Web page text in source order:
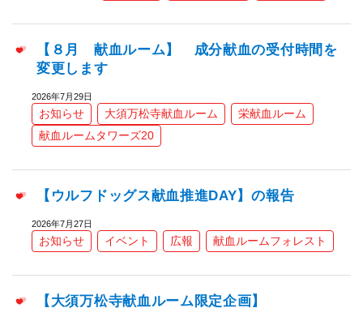
【８月 献血ルーム】 成分献血の受付時間を
変更します
2026年7月29日
お知らせ 大須万松寺献血ルーム
栄献血ルーム
献血ルームタワーズ20
【ウルフドッグス献血推進DAY】の報告
2026年7月27日
お知らせ イベント 広報 献血ルームフォレスト
【大須万松寺献血ルーム限定企画】